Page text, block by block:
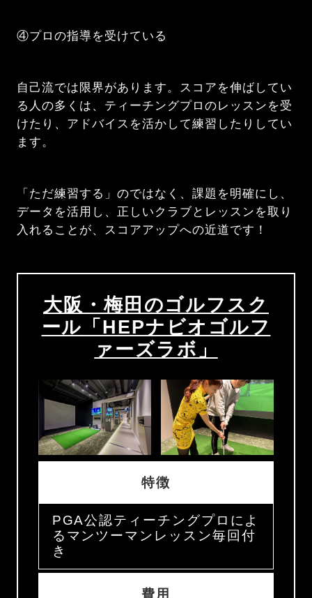
④プロの指導を受けている
自己流では限界があります。スコアを伸ばしてい
る人の多くは、ティーチングプロのレッスンを受
けたり、アドバイスを活かして練習したりしてい
ます。
「ただ練習する」のではなく、課題を明確にし、
データを活用し、正しいクラブとレッスンを取り
入れることが、スコアアップへの近道です！
大阪・梅田のゴルフスク
ール「HEPナビオゴルフ
ァーズラボ」
特徴
PGA公認ティーチングプロによ
るマンツーマンレッスン毎回付
き
費用